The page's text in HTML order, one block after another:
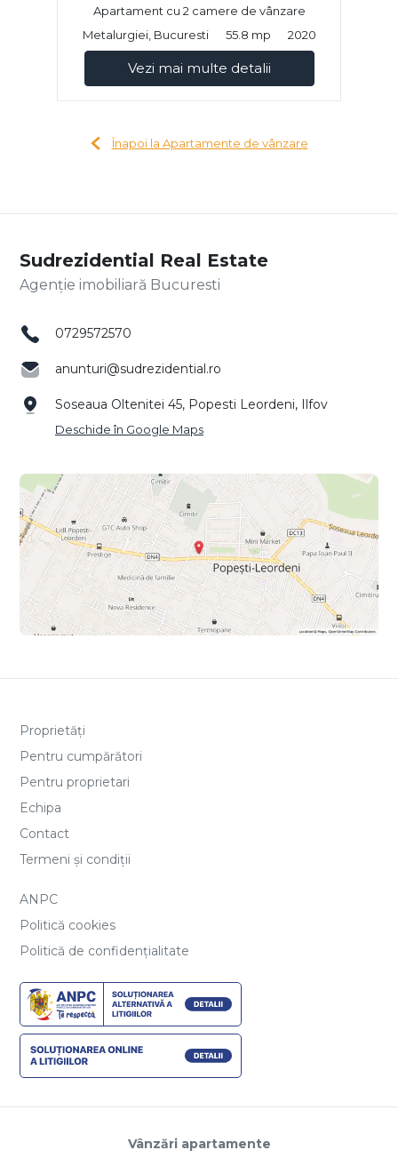
Apartament cu 2 camere de vânzare
Metalurgiei, Bucuresti
55.8 mp 2020
Vezi mai multe detalii
Înapoi la Apartamente de vânzare
Sudrezidential Real Estate
Agenție imobiliară Bucuresti
0729572570
anunturi@sudrezidential.ro
Soseaua Oltenitei 45, Popesti Leordeni, Ilfov
Deschide în Google Maps
Proprietăți
Pentru cumpărători
Pentru proprietari
Echipa
Contact
Termeni și condiții
ANPC
Politică cookies
Politică de confidențialitate
Vânzări apartamente